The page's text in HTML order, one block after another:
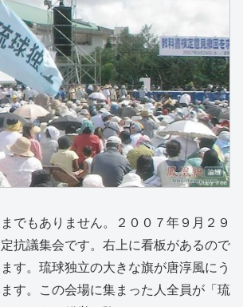
でもありません。２００７年９月２９
抗議集会です。右上に看板があるので
す。琉球独立の大きな旗が唐淳風にう
す。この会場に集まった人全員が「琉